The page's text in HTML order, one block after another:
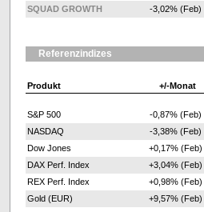
SQUAD GROWTH
-3,02% (Feb)
Referenzindizes
Produkt +/-Monat
S&P 500
-0,87% (Feb)
NASDAQ
-3,38% (Feb)
Dow Jones
+0,17% (Feb)
DAX Perf. Index
+3,04% (Feb)
REX Perf. Index
+0,98% (Feb)
Gold (EUR)
+9,57% (Feb)